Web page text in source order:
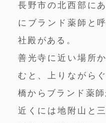
長野市の北西部に
にブランド薬師と
社殿がある。
善光寺に近い場所
むと、上りながら
橋からブランド薬師
近くには地附山と